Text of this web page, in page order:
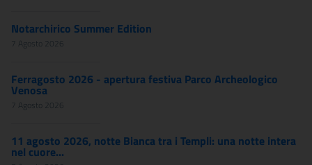
Notarchirico Summer Edition
7 Agosto 2026
Ferragosto 2026 - apertura festiva Parco Archeologico
Venosa
7 Agosto 2026
11 agosto 2026, notte Bianca tra i Templi: una notte intera
nel cuore...